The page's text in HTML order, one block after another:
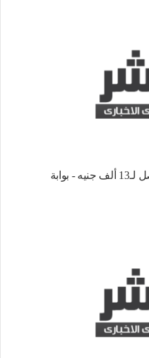
شغل للشباب.. فرد أمن براتب يصل لـ13 ألف جنيه - بوابة